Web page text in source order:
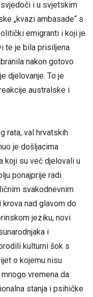
i u svjetskim
„kvazi ambasade“ s
emigranti i koji je
te je bila prisiljena
nakon gotovo
djelovanje. To je
australske i
rata, val hrvatskih
je došljacima
koji su već djelovali u
ponajprije radi
svakodnevnim
nad glavom do
jeziku, novi
i
kulturni šok s
o kojemu nisu
vremena da
stanja i psihičke